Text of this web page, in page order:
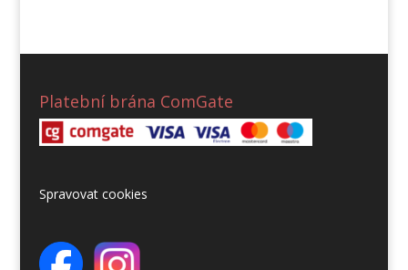
Platební brána ComGate
Spravovat cookies